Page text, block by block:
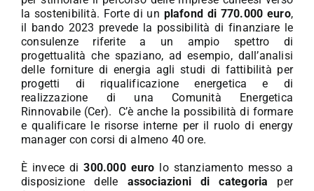
la sostenibilità. Forte di un plafond di 770.000 euro,
il bando 2023 prevede la possibilità di finanziare le
consulenze riferite a un ampio spettro di
progettualità che spaziano, ad esempio, dall’analisi
delle forniture di energia agli studi di fattibilità per
progetti di riqualificazione energetica e di
realizzazione di una Comunità Energetica
Rinnovabile (Cer). C’è anche la possibilità di formare
e qualificare le risorse interne per il ruolo di energy
manager con corsi di almeno 40 ore.
È invece di300.000 euro lo stanziamento messo a
disposizione delle associazioni di categoria per